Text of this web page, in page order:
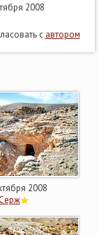
2008
с автором
2008